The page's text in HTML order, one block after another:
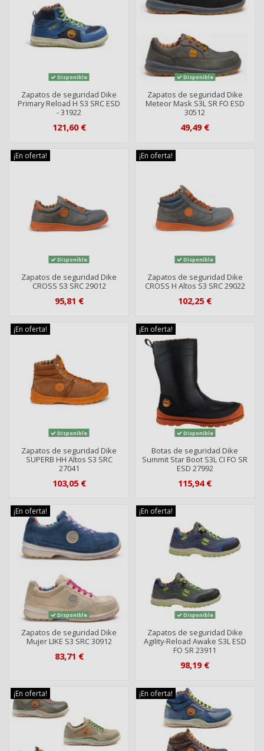
Disponible
Zapatos de seguridad Dike
Primary Reload H S3 SRC ESD
- 31922
121,60 €
Disponible
Zapatos de seguridad Dike
Meteor Mask S3L SR FO ESD
30512
49,49 €
¡En oferta!
Disponible
Zapatos de seguridad Dike
CROSS S3 SRC 29012
95,81 €
¡En oferta!
Disponible
Zapatos de seguridad Dike
CROSS H Altos S3 SRC 29022
102,25 €
¡En oferta!
Disponible
Zapatos de seguridad Dike
SUPERB HH Altos S3 SRC
27041
103,05 €
¡En oferta!
Disponible
Botas de seguridad Dike
Summit Star Boot S3L CI FO SR
ESD 27992
115,94 €
¡En oferta!
Disponible
Zapatos de seguridad Dike
Mujer LIKE S3 SRC 30912
83,71 €
¡En oferta!
Disponible
Zapatos de seguridad Dike
Agility-Reload Awake S3L ESD
FO SR 23911
98,19 €
¡En oferta! ¡En oferta!